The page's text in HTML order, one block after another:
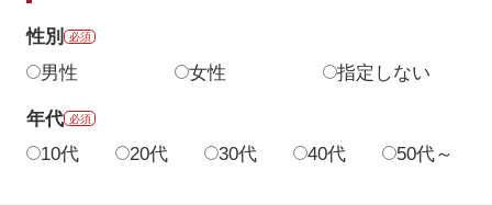
性別 必須
男性 女性 指定しない
年代 必須
10代 20代 30代 40代 50代～